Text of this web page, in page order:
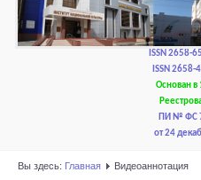
РЕДКОЛЛЕГИЯ
РЕДАКЦИОННАЯISSN 2658-
ISSN
Основан в
ПИ № ФС
от 24
Вы здесь: Главная Видеоаннотация